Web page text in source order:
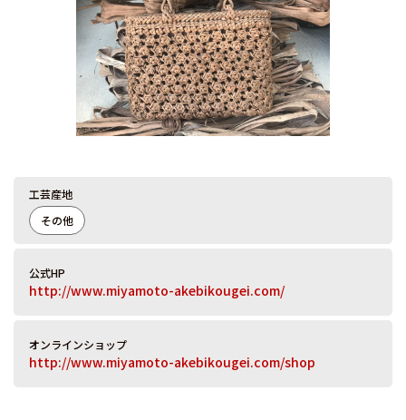
工芸産地
その他
公式HP
http://www.miyamoto-akebikougei.com/
オンラインショップ
http://www.miyamoto-akebikougei.com/shop